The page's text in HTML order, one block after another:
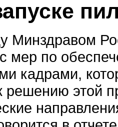
Минздравом
мер по
кадрами,
решению этой